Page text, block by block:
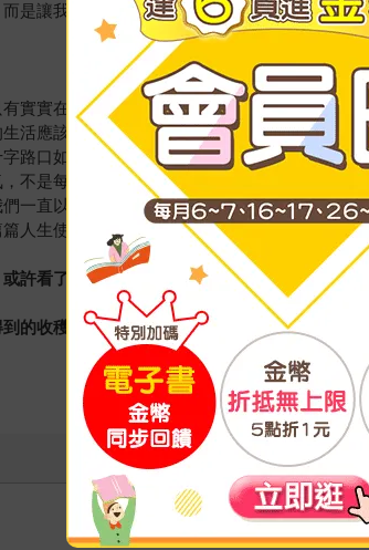
而是讓我們有「選擇」的權利。選擇生活的方
實實在在的理財分析和分享，讓我波瀾不驚的
活應該很不一樣。（讀者．Linda Wu）
路口如何選擇，做最適的理財規畫。（讀者．
不是每個人都少年股神，不是每個人都財富自
一直以為理所當然的事，進而開始想給自己與
人生使用教學。能讀得進去，不敢說大富大貴
許看了這本書之後，會減少一些對生活的焦
的收穫吧。』